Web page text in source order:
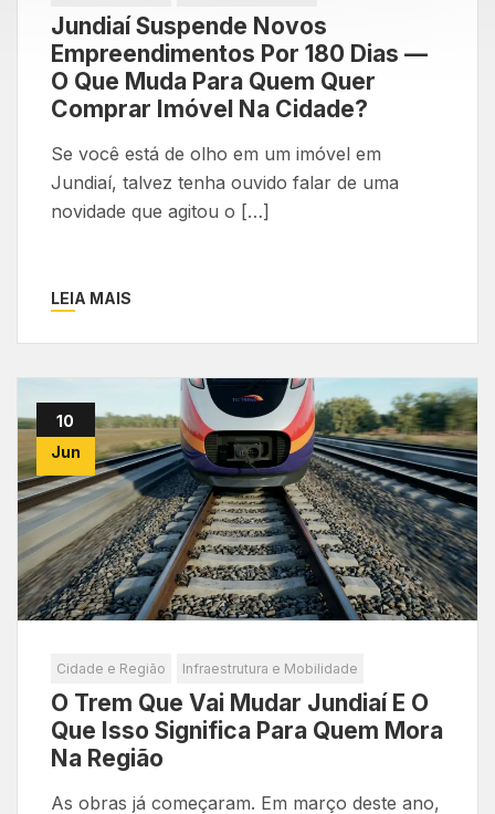
Jundiaí Suspende Novos
Empreendimentos Por 180 Dias —
O Que Muda Para Quem Quer
Comprar Imóvel Na Cidade?
Se você está de olho em um imóvel em
Jundiaí, talvez tenha ouvido falar de uma
novidade que agitou o […]
LEIA MAIS
10
Jun
Cidade e Região Infraestrutura e Mobilidade
O Trem Que Vai Mudar Jundiaí E O
Que Isso Significa Para Quem Mora
Na Região
As obras já começaram. Em março deste ano,